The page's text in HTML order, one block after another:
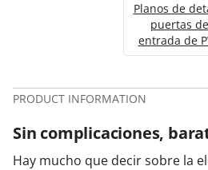
Planos de
puertas de
entrada de
PRODUCT INFORMATION
Sin complicaciones,
Hay mucho que decir sobre la